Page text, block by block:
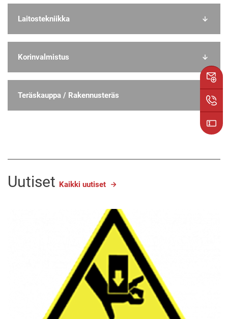
Laitostekniikka
Korinvalmistus
Teräskauppa / Rakennusteräs
Uutiset Kaikki uutiset